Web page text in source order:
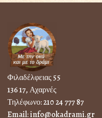
Φιλαδέλφειας 55
136 17, Αχαρνές
Τηλέφωνο:210 24 777 87
Email:info@okadrami.gr